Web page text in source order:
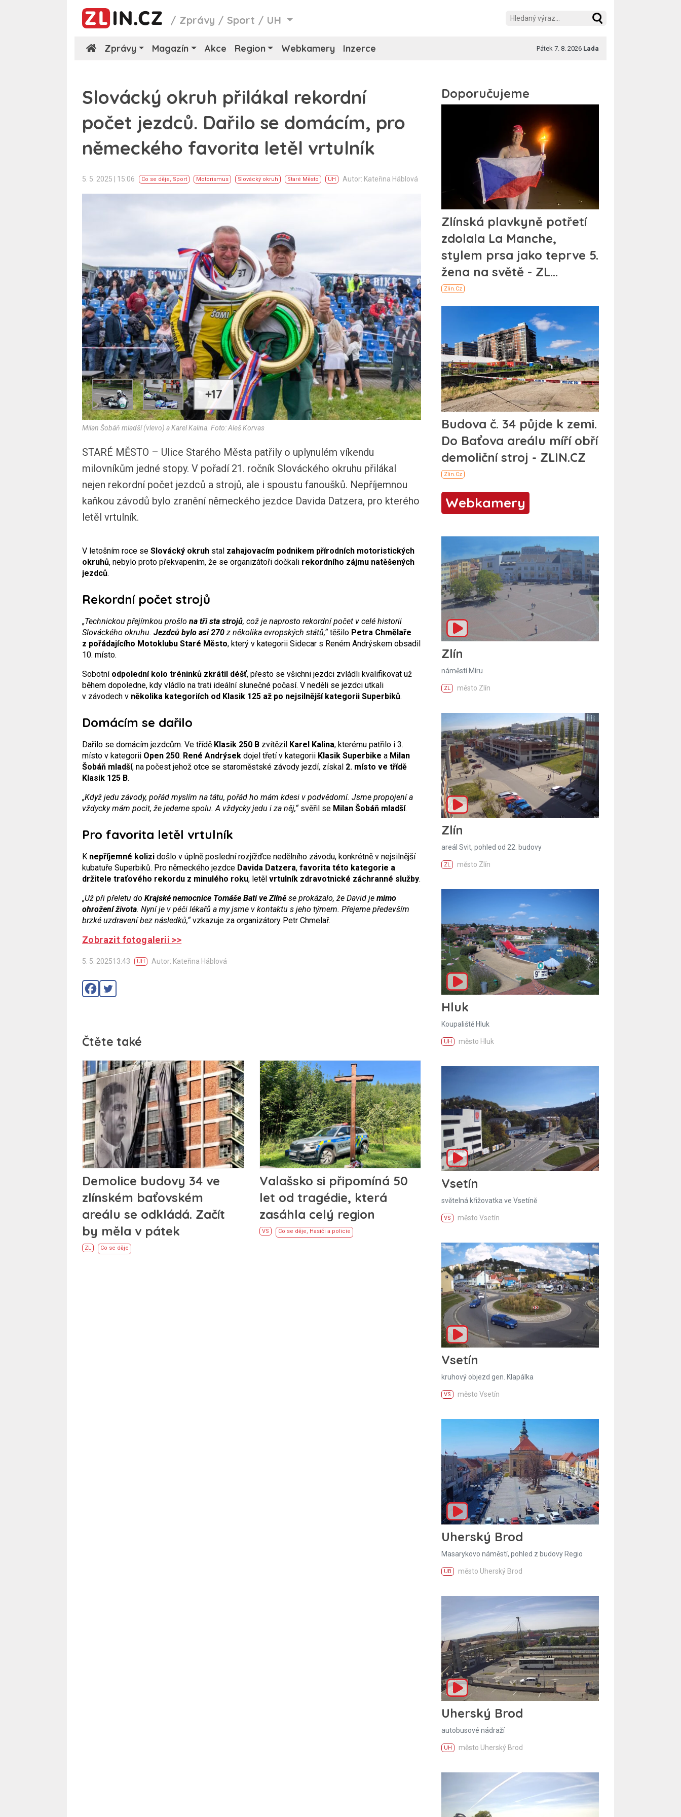
/ Zprávy /Sport / UH
Zprávy Magazín Akce Region Webkamery Inzerce Pátek 7. 8. 2026 Lada
Slovácký okruh přilákal rekordní
počet jezdců. Dařilo se domácím, pro
německého favorita letěl vrtulník
5. 5. 2025 | 15:06 Co se děje, Sport Motorismus Slovácký okruh Staré Město UH Autor: Kateřina Háblová
+17
Milan Šobáň mladší (vlevo) a Karel Kalina. Foto: Aleš Korvas
STARÉ MĚSTO – Ulice Starého Města patřily o uplynulém víkendu
milovníkům jedné stopy. V pořadí 21. ročník Slováckého okruhu přilákal
nejen rekordní počet jezdců a strojů, ale i spoustu fanoušků. Nepříjemnou
kaňkou závodů bylo zranění německého jezdce Davida Datzera, pro kterého
letěl vrtulník.
V letošním roce se Slovácký okruh stal zahajovacím podnikem přírodních motoristických
okruhů, nebylo proto překvapením, že se organizátoři dočkali rekordního zájmu natěšených
jezdců.
Rekordní počet strojů
„Technickou přejímkou prošlo na tři sta strojů, což je naprosto rekordní počet v celé historii
Slováckého okruhu. Jezdců bylo asi 270 z několika evropských států,“těšilo Petra Chmělaře
z pořádajícího Motoklubu Staré Město, který v kategorii Sidecar s Reném Andrýskem obsadil
10. místo.
Sobotní odpolední kolo tréninků zkrátil déšť, přesto se všichni jezdci zvládli kvalifikovat už
během dopoledne, kdy vládlo na trati ideální slunečné počasí. V neděli se jezdci utkali
v závodech v několika kategoriích od Klasik 125 až po nejsilnější kategorii Superbiků.
Domácím se dařilo
Dařilo se domácím jezdcům. Ve třídě Klasik 250 B zvítězil Karel Kalina, kterému patřilo i 3.
místo v kategorii Open 250. René Andrýsek dojel třetí v kategorii Klasik Superbike a Milan
Šobáň mladší, na počest jehož otce se staroměstské závody jezdí, získal 2. místo ve třídě
Klasik 125 B.
„Když jedu závody, pořád myslím na tátu, pořád ho mám kdesi v podvědomí. Jsme propojení a
vždycky mám pocit, že jedeme spolu. A vždycky jedu i za něj,“svěřil se Milan Šobáň mladší.
Pro favorita letěl vrtulník
K nepříjemné kolizi došlo v úplně poslední rozjížďce nedělního závodu, konkrétně v nejsilnější
kubatuře Superbiků. Pro německého jezdce Davida Datzera, favorita této kategorie a
držitele traťového rekordu z minulého roku, letěl vrtulník zdravotnické záchranné služby.
„Už při přeletu do Krajské nemocnice Tomáše Bati ve Zlíně se prokázalo, že David je mimo
ohrožení života. Nyní je v péči lékařů a my jsme v kontaktu s jeho týmem. Přejeme především
brzké uzdravení bez následků,“vzkazuje za organizátory Petr Chmelař.
Zobrazit fotogalerii >>
5. 5. 202513:43 UH Autor: Kateřina Háblová
Čtěte také
Demolice budovy 34 ve
zlínském baťovském
areálu se odkládá. Začít
by měla v pátek
ZL Co se děje
Valašsko si připomíná 50
let od tragédie, která
zasáhla celý region
VS Co se děje, Hasiči a policie
Webkamery
Zlín
náměstí Míru
ZL město Zlín
Zlín
areál Svit, pohled od 22. budovy
ZL město Zlín
Hluk
Koupaliště Hluk
UH město Hluk
Vsetín
světelná křižovatka ve Vsetíně
VS město Vsetín
Vsetín
kruhový objezd gen. Klapálka
VS město Vsetín
Uherský Brod
Masarykovo náměstí, pohled z budovy Regio
UB město Uherský Brod
Uherský Brod
autobusové nádraží
UH město Uherský Brod